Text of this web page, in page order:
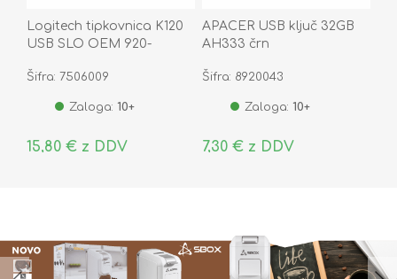
Logitech tipkovnica K120
USB SLO OEM 920-
Šifra: 7506009
Zaloga: 10+
15,80 € z DDV
APACER USB ključ 32GB
AH333 črn
Šifra: 8920043
Zaloga: 10+
7,30 € z DDV